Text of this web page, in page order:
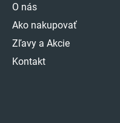
O nás
Ako nakupovať
Zľavy a Akcie
Kontakt